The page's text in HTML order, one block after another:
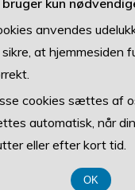
2022
bruger kun
anvendes
at hjemmesiden
cookies sættes af
automatisk, når
eller efter kort tid.
OK